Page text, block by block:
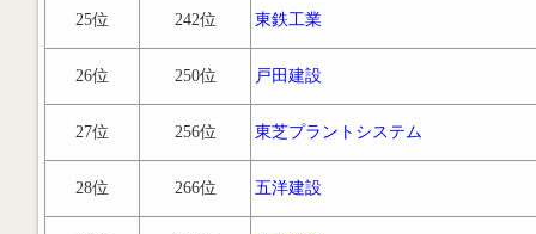
25位 242位 東鉄工業
26位 250位 戸田建設
27位 256位 東芝プラントシステム
28位 266位 五洋建設